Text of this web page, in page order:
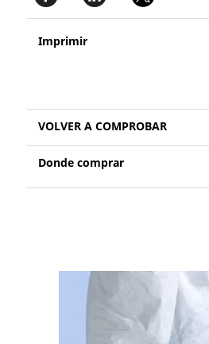
Imprimir
VOLVER A COMPROBAR
Donde comprar